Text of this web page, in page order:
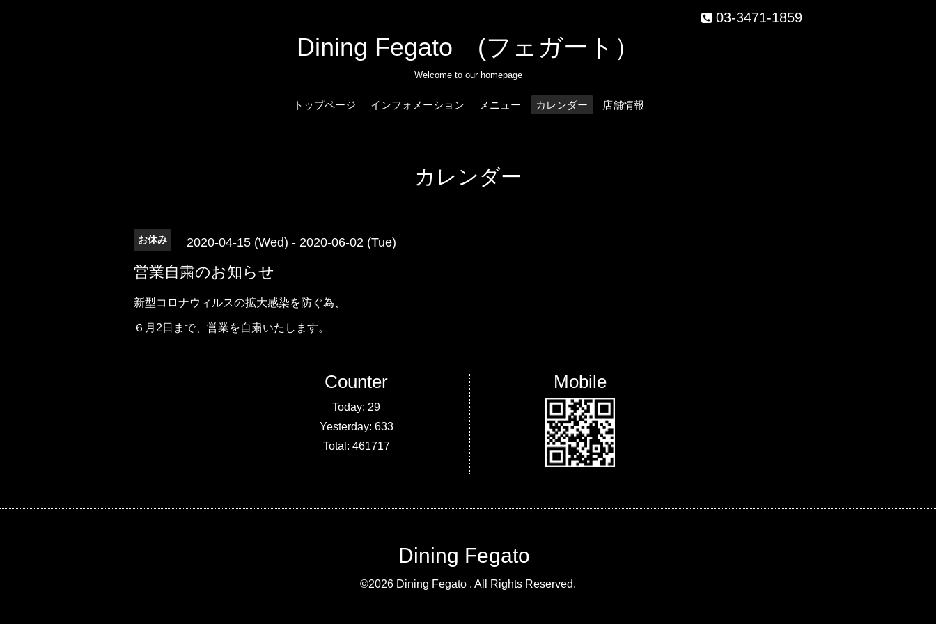
03-3471-1859
Dining Fegato (フェガート）
Welcome to our homepage
トップページ インフォメーション メニュー カレンダー 店舗情報
カレンダー
お休み 2020-04-15 (Wed) - 2020-06-02 (Tue)
営業自粛のお知らせ
新型コロナウィルスの拡大感染を防ぐ為、
６月2日まで、営業を自粛いたします。
Counter
Today: 29
Yesterday: 633
Total: 461717
Mobile
Dining Fegato
©2026 Dining Fegato . All Rights Reserved.